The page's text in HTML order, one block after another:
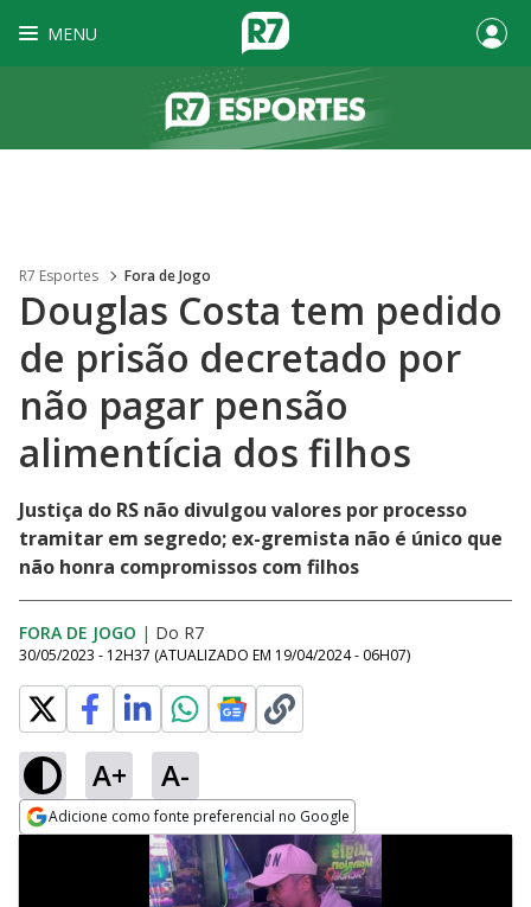
MENU
R7 Esportes Fora de Jogo
Douglas Costa tem pedido
de prisão decretado por
não pagar pensão
alimentícia dos filhos
Justiça do RS não divulgou valores por processo
tramitar em segredo; ex-gremista não é único que
não honra compromissos com filhos
FORA DE JOGO | Do R7
30/05/2023 - 12H37 (ATUALIZADO EM 19/04/2024 - 06H07)
A+ A-
Adicione como fonte preferencial no Google
Opens in new window